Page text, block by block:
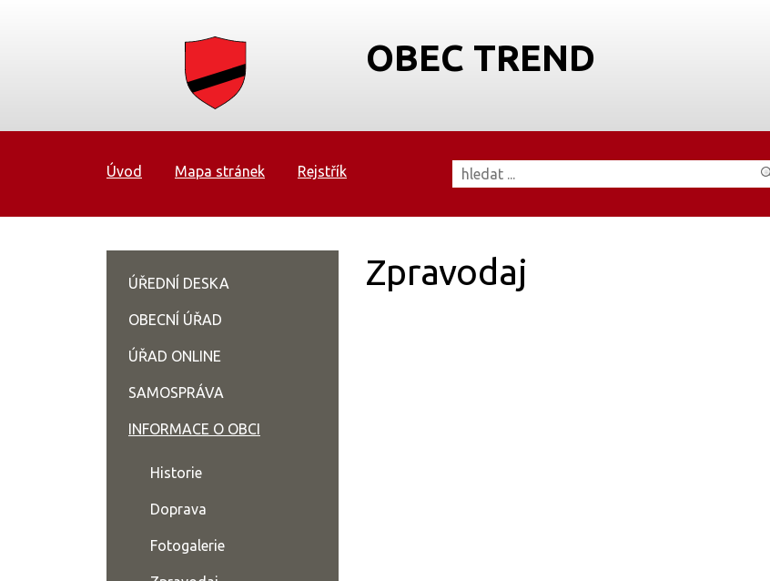
OBEC TREND
Úvod Mapa stránek Rejstřík
Zpravodaj
ÚŘEDNÍ DESKA
OBECNÍ ÚŘAD
ÚŘAD ONLINE
SAMOSPRÁVA
INFORMACE O OBCI
Historie
Doprava
Fotogalerie